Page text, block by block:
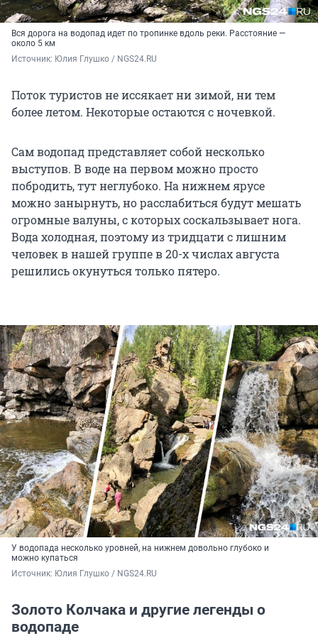
Вся дорога на водопад идет по тропинке вдоль реки. Расстояние —
около 5 км
Источник: Юлия Глушко / NGS24.RU
Поток туристов не иссякает ни зимой, ни тем
более летом. Некоторые остаются с ночевкой.
Сам водопад представляет собой несколько
выступов. В воде на первом можно просто
побродить, тут неглубоко. На нижнем ярусе
можно занырнуть, но расслабиться будут мешать
огромные валуны, с которых соскальзывает нога.
Вода холодная, поэтому из тридцати с лишним
человек в нашей группе в 20-х числах августа
решились окунуться только пятеро.
У водопада несколько уровней, на нижнем довольно глубоко и
можно купаться
Источник: Юлия Глушко / NGS24.RU
Золото Колчака и другие легенды о
водопаде